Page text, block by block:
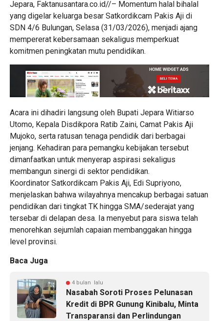
Jepara, Faktanusantara.co.id//– Momentum halal bihalal
yang digelar keluarga besar Satkordikcam Pakis Aji di
SDN 4/6 Bulungan, Selasa (31/03/2026), menjadi ajang
mempererat kebersamaan sekaligus memperkuat
komitmen peningkatan mutu pendidikan.
Acara ini dihadiri langsung oleh Bupati Jepara Witiarso
Utomo, Kepala Disdikpora Ratib Zaini, Camat Pakis Aji
Mujoko, serta ratusan tenaga pendidik dari berbagai
jenjang. Kehadiran para pemangku kebijakan tersebut
dimanfaatkan untuk menyerap aspirasi sekaligus
membangun sinergi di sektor pendidikan.
Koordinator Satkordikcam Pakis Aji, Edi Supriyono,
menjelaskan bahwa wilayahnya mencakup berbagai satuan
pendidikan dari tingkat TK hingga SMA/sederajat yang
tersebar di delapan desa. Ia menyebut para siswa telah
menorehkan sejumlah capaian membanggakan hingga
level provinsi.
Baca Juga
4 bulan lalu
Nasabah Soroti Proses Pelunasan
Kredit di BPR Gunung Kinibalu, Minta
Transparansi dan Perlindungan